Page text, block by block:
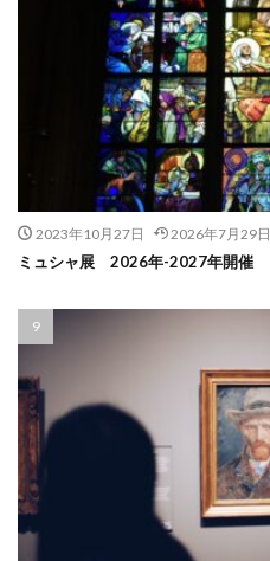
2023年10月27日 2026年7月29日
ミュシャ展 2026年-2027年開催